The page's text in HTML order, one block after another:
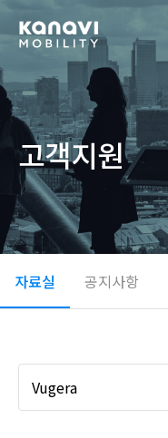
고객지원
자료실 공지사항
Vugera